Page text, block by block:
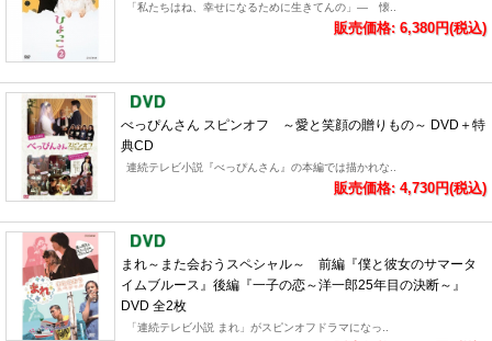
「私たちはね、幸せになるために生きてんの」― 懐..
販売価格: 6,380円(税込)
べっぴんさん スピンオフ ～愛と笑顔の贈りもの～ DVD＋特
典CD
連続テレビ小説『べっぴんさん』の本編では描かれな..
販売価格: 4,730円(税込)
まれ～また会おうスペシャル～ 前編『僕と彼女のサマータ
イムブルース』後編『一子の恋～洋一郎25年目の決断～』
DVD 全2枚
「連続テレビ小説 まれ」がスピンオフドラマになっ..